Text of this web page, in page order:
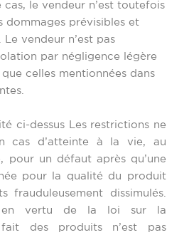
le vendeur n’est toutefois
dommages prévisibles et
vendeur n’est pas
par négligence légère
celles mentionnées dans
ci-dessus Les restrictions ne
cas d’atteinte à la vie, au
pour un défaut après qu’une
pour la qualité du produit
frauduleusement dissimulés.
en vertu de la loi sur la
des produits n’est pas